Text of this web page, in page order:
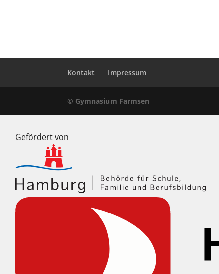
Kontakt Impressum
© Gymnasium Farmsen
Gefördert von